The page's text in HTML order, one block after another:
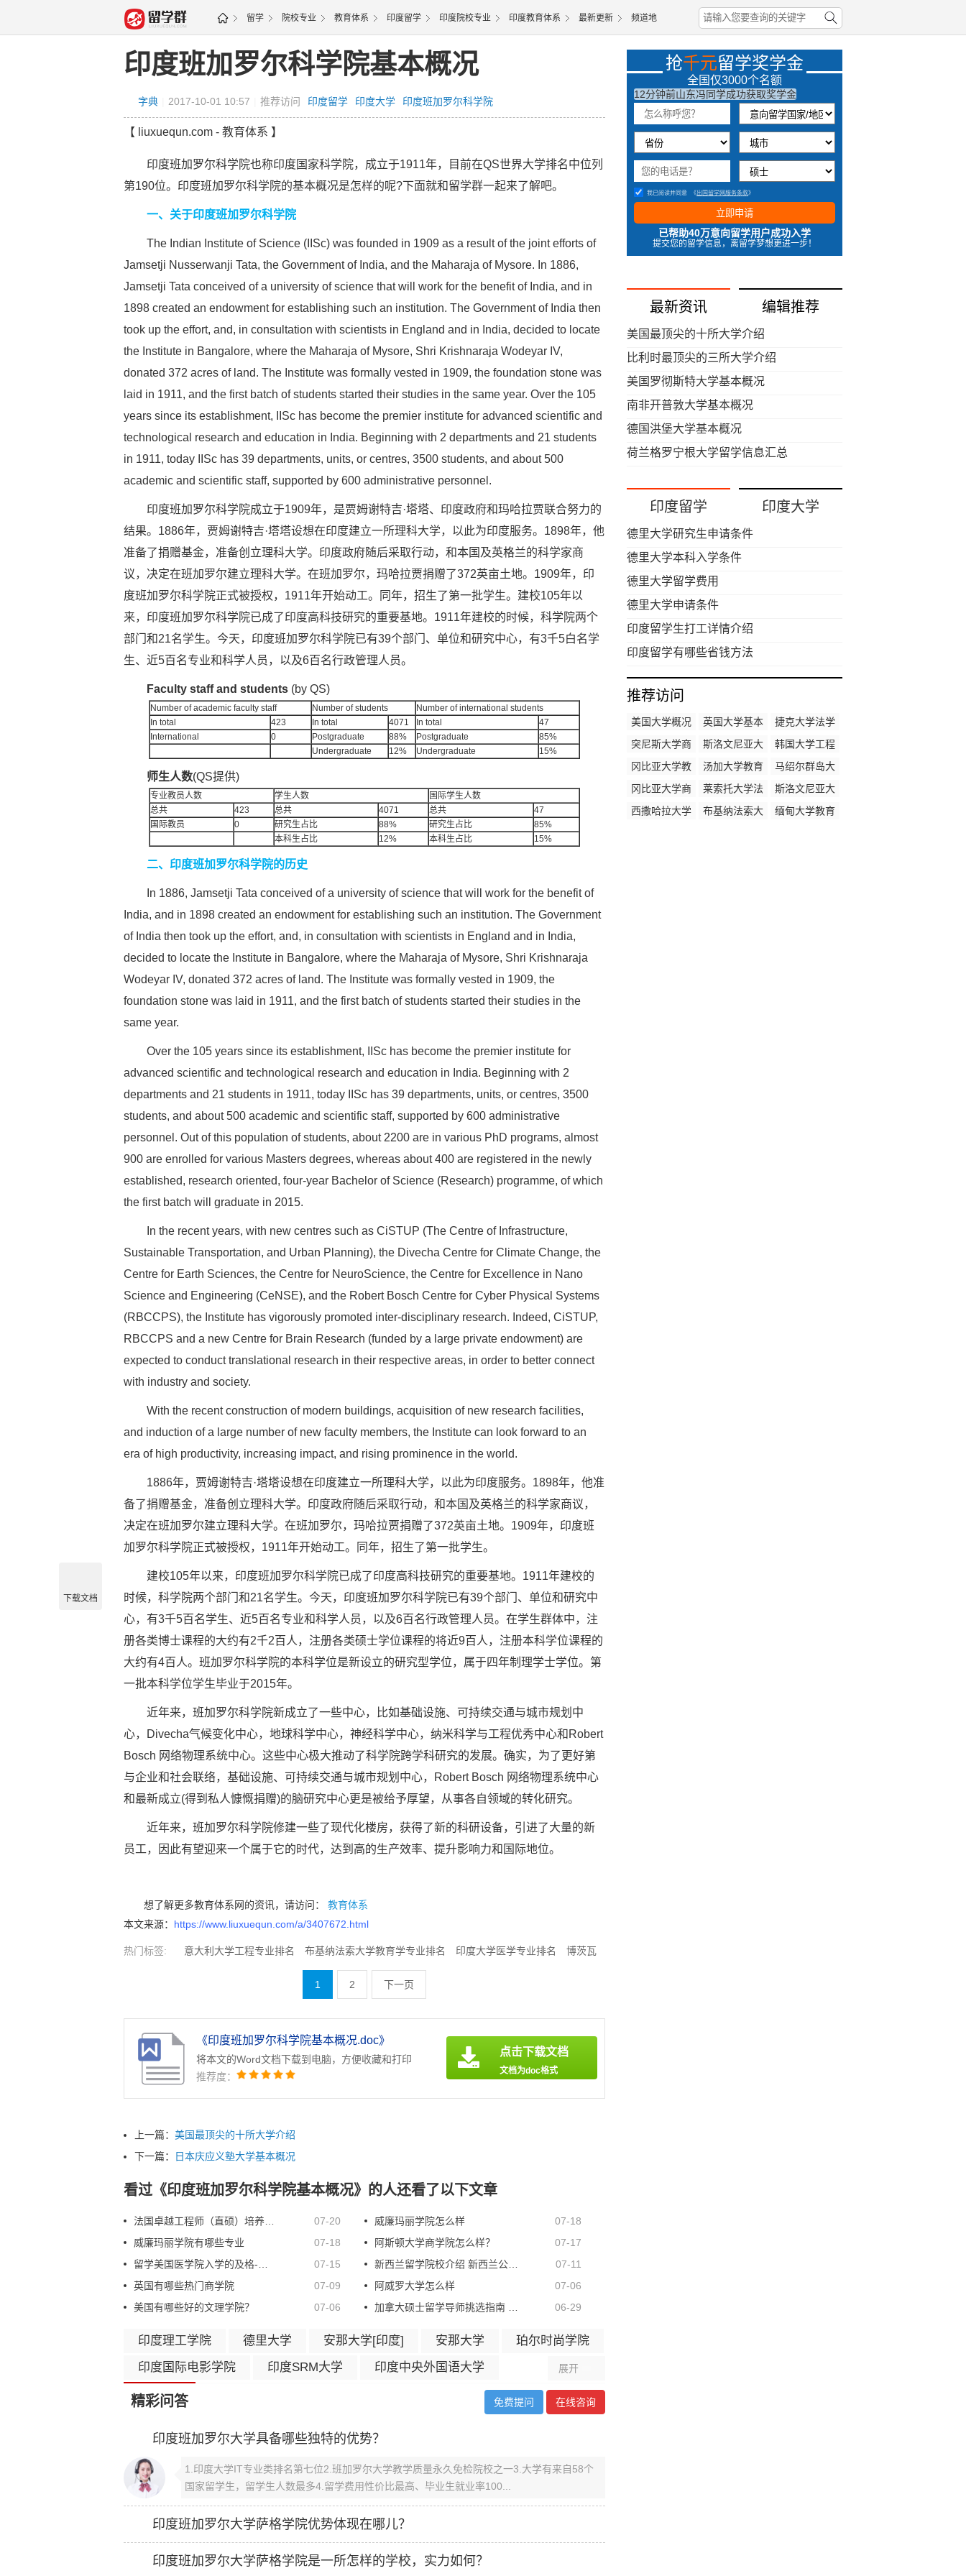
留学 院校专业 教育体系 印度留学 印度院校专业 印度教育体系 最新更新 频道地
印度班加罗尔科学院基本概况
字典 2017-10-01 10:57 推荐访问 印度留学 印度大学 印度班加罗尔科学院
【 liuxuequn.com - 教育体系 】
印度班加罗尔科学院也称印度国家科学院，成立于1911年，目前在QS世界大学排名中位列
第190位。印度班加罗尔科学院的基本概况是怎样的呢?下面就和留学群一起来了解吧。
一、关于印度班加罗尔科学院
The Indian Institute of Science (IISc) was founded in 1909 as a result of the joint efforts of
Jamsetji Nusserwanji Tata, the Government of India, and the Maharaja of Mysore. In 1886,
Jamsetji Tata conceived of a university of science that will work for the benefit of India, and in
1898 created an endowment for establishing such an institution. The Government of India then
took up the effort, and, in consultation with scientists in England and in India, decided to locate
the Institute in Bangalore, where the Maharaja of Mysore, Shri Krishnaraja Wodeyar IV,
donated 372 acres of land. The Institute was formally vested in 1909, the foundation stone was
laid in 1911, and the first batch of students started their studies in the same year. Over the 105
years since its establishment, IISc has become the premier institute for advanced scientific and
technological research and education in India. Beginning with 2 departments and 21 students
in 1911, today IISc has 39 departments, units, or centres, 3500 students, and about 500
academic and scientific staff, supported by 600 administrative personnel.
印度班加罗尔科学院成立于1909年，是贾姆谢特吉·塔塔、印度政府和玛哈拉贾联合努力的
结果。1886年，贾姆谢特吉·塔塔设想在印度建立一所理科大学，以此为印度服务。1898年，他
准备了捐赠基金，准备创立理科大学。印度政府随后采取行动，和本国及英格兰的科学家商
议，决定在班加罗尔建立理科大学。在班加罗尔，玛哈拉贾捐赠了372英亩土地。1909年，印
度班加罗尔科学院正式被授权，1911年开始动工。同年，招生了第一批学生。建校105年以
来，印度班加罗尔科学院已成了印度高科技研究的重要基地。1911年建校的时候，科学院两个
部门和21名学生。今天，印度班加罗尔科学院已有39个部门、单位和研究中心，有3千5白名学
生、近5百名专业和科学人员，以及6百名行政管理人员。
Faculty staff and students (by QS)
Number of academic faculty staff Number of students
Number of international students
In total
423 In total 4071 In total
47
International
0 Postgraduate 88% Postgraduate
85%
Undergraduate
12% Undergraduate 15%
师生人数(QS提供)
专业教员人数 学生人数
国际学生人数
总共
423 总共 4071 总共
47
国际教员
0 研究生占比 88% 研究生占比
85%
本科生占比
12% 本科生占比 15%
二、印度班加罗尔科学院的历史
In 1886, Jamsetji Tata conceived of a university of science that will work for the benefit of
India, and in 1898 created an endowment for establishing such an institution. The Government
of India then took up the effort, and, in consultation with scientists in England and in India,
decided to locate the Institute in Bangalore, where the Maharaja of Mysore, Shri Krishnaraja
Wodeyar IV, donated 372 acres of land. The Institute was formally vested in 1909, the
foundation stone was laid in 1911, and the first batch of students started their studies in the
same year.
Over the 105 years since its establishment, IISc has become the premier institute for
advanced scientific and technological research and education in India. Beginning with 2
departments and 21 students in 1911, today IISc has 39 departments, units, or centres, 3500
students, and about 500 academic and scientific staff, supported by 600 administrative
personnel. Out of this population of students, about 2200 are in various PhD programs, almost
900 are enrolled for various Masters degrees, whereas about 400 are registered in the newly
established, research oriented, four-year Bachelor of Science (Research) programme, of which
the first batch will graduate in 2015.
In the recent years, with new centres such as CiSTUP (The Centre of Infrastructure,
Sustainable Transportation, and Urban Planning), the Divecha Centre for Climate Change, the
Centre for Earth Sciences, the Centre for NeuroScience, the Centre for Excellence in Nano
Science and Engineering (CeNSE), and the Robert Bosch Centre for Cyber Physical Systems
(RBCCPS), the Institute has vigorously promoted inter-disciplinary research. Indeed, CiSTUP,
RBCCPS and a new Centre for Brain Research (funded by a large private endowment) are
expected to conduct translational research in their respective areas, in order to better connect
with industry and society.
With the recent construction of modern buildings, acquisition of new research facilities,
and induction of a large number of new faculty members, the Institute can look forward to an
era of high productivity, increasing impact, and rising prominence in the world.
1886年，贾姆谢特吉·塔塔设想在印度建立一所理科大学，以此为印度服务。1898年，他准
备了捐赠基金，准备创立理科大学。印度政府随后采取行动，和本国及英格兰的科学家商议，
决定在班加罗尔建立理科大学。在班加罗尔，玛哈拉贾捐赠了372英亩土地。1909年，印度班
加罗尔科学院正式被授权，1911年开始动工。同年，招生了第一批学生。
建校105年以来，印度班加罗尔科学院已成了印度高科技研究的重要基地。1911年建校的
时候，科学院两个部门和21名学生。今天，印度班加罗尔科学院已有39个部门、单位和研究中
心，有3千5百名学生、近5百名专业和科学人员，以及6百名行政管理人员。在学生群体中，注
册各类博士课程的大约有2千2百人，注册各类硕士学位课程的将近9百人，注册本科学位课程的
大约有4百人。班加罗尔科学院的本科学位是新设立的研究型学位，属于四年制理学士学位。第
一批本科学位学生毕业于2015年。
近年来，班加罗尔科学院新成立了一些中心，比如基础设施、可持续交通与城市规划中
心，Divecha气候变化中心，地球科学中心，神经科学中心，纳米科学与工程优秀中心和Robert
Bosch 网络物理系统中心。这些中心极大推动了科学院跨学科研究的发展。确实，为了更好第
与企业和社会联络，基础设施、可持续交通与城市规划中心，Robert Bosch 网络物理系统中心
和最新成立(得到私人慷慨捐赠)的脑研究中心更是被给予厚望，从事各自领域的转化研究。
近年来，班加罗尔科学院修建一些了现代化楼房，获得了新的科研设备，引进了大量的新
员工，因此有望迎来一个属于它的时代，达到高的生产效率、提升影响力和国际地位。
想了解更多教育体系网的资讯，请访问： 教育体系
本文来源： https://www.liuxuequn.com/a/3407672.html
热门标签: 意大利大学工程专业排名 布基纳法索大学教育学专业排名 印度大学医学专业排名
博茨瓦
法国大学商科专业排名 坦桑尼亚大学工程专业排名
马来西亚大学教育学专业排名 巴林大学法学专业排名
1 2 下一页
《印度班加罗尔科学院基本概况.doc》
将本文的Word文档下载到电脑，方便收藏和打印
推荐度：
点击下载文档
文档为doc格式
上一篇： 美国最顶尖的十所大学介绍
下一篇：
日本庆应义塾大学基本概况
看过《印度班加罗尔科学院基本概况》的人还看了以下文章
07-20 威廉玛丽学院怎么样
07-18
威廉玛丽学院有哪些专业
07-18 阿斯顿大学商学院怎么样？
07-17
07-15
07-11
英国有哪些热门商学院
07-09 阿威罗大学怎么样
07-06
美国有哪些好的文理学院？
07-06 06-29
印度理工学院 德里大学 安那大学[印度] 安那大学
珀尔时尚学院
印度国际电影学院
印度SRM大学 印度中央外国语大学 展开
精彩问答 免费提问 在线咨询
印度班加罗尔大学具备哪些独特的优势？
1.印度大学IT专业类排名第七位2.班加罗尔大学教学质量永久免检院校之一3.大学有来自58个
国家留学生，留学生人数最多4.留学费用性价比最高、毕业生就业率100...
印度班加罗尔大学萨格学院优势体现在哪儿？
印度班加罗尔大学萨格学院是一所怎样的学校，实力如何？
抢千元留学奖学金
全国仅3000个名额
2小时前北京柳同学成功获取奖学金
3分钟前广东李同学成功获取奖学金
12分钟前山东冯同学成功获取奖学金
32分钟前辽宁同学刘成功获取奖学金
我已阅读并同意 《出国留学网服务条款》
立即申请
已帮助40万意向留学用户成功入学
提交您的留学信息，离留学梦想更进一步！
最新资讯 编辑推荐
美国最顶尖的十所大学介绍
比利时最顶尖的三所大学介绍
美国罗彻斯特大学基本概况
南非开普敦大学基本概况
德国洪堡大学基本概况
荷兰格罗宁根大学留学信息汇总
印度留学 印度大学
德里大学研究生申请条件
德里大学本科入学条件
德里大学留学费用
德里大学申请条件
印度留学生打工详情介绍
印度留学有哪些省钱方法
推荐访问
美国大学概况
英国大学基本
概况
捷克大学法学
专业排名
突尼斯大学商
科专业排名
斯洛文尼亚大
学工程专业排
韩国大学工程
专业排名
冈比亚大学教
育学专业排名
汤加大学教育
学专业排名
马绍尔群岛大
学医学专业排
冈比亚大学商
科专业排名
莱索托大学法
学专业排名
斯洛文尼亚大
学医学专业排
西撒哈拉大学
布基纳法索大
缅甸大学教育
下载文档